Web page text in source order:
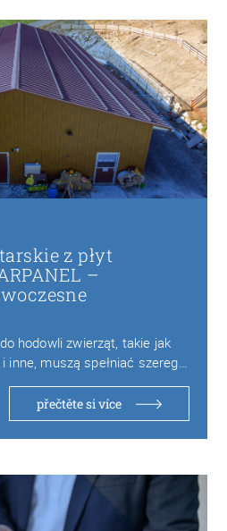
z płyt
–
hodowli zwierząt, takie jak
inne, muszą spełniać szereg…
přečtěte si více